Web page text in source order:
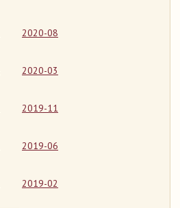
2020-08
2020-03
2019-11
2019-06
2019-02